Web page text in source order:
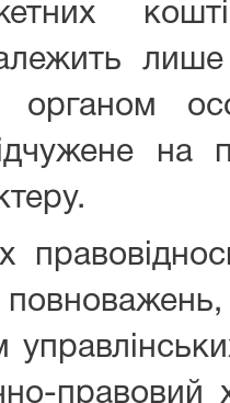
лише
органом
на
повноважень,
правовий